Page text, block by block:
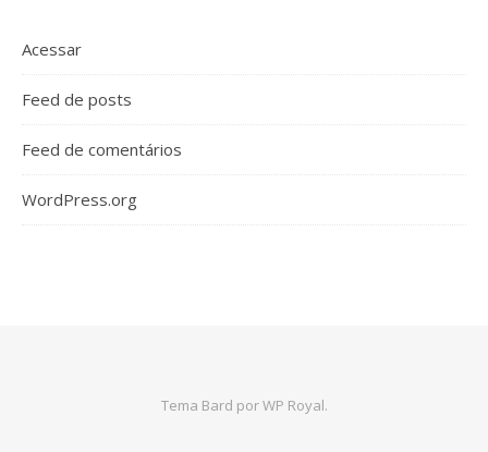
Acessar
Feed de posts
Feed de comentários
WordPress.org
Tema Bard porWP Royal.